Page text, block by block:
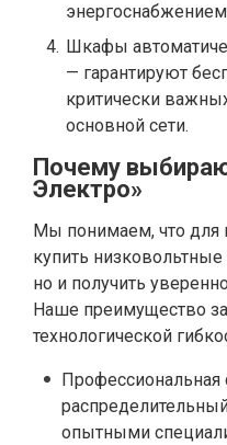
Шкафы
— гарантируют
критически
основной сети.
Почему
Электро»
Мы понимаем, что для
купить
но и получить
Наше преимущество
технологической
опытными